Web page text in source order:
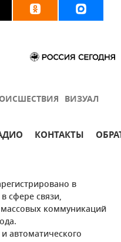
ВИЗУАЛ
КОНТАКТЫ
в
сфере связи,
коммуникаций
автоматического